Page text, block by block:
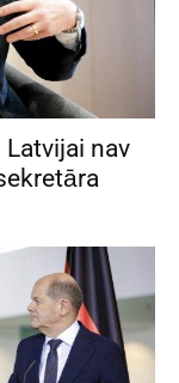
nav